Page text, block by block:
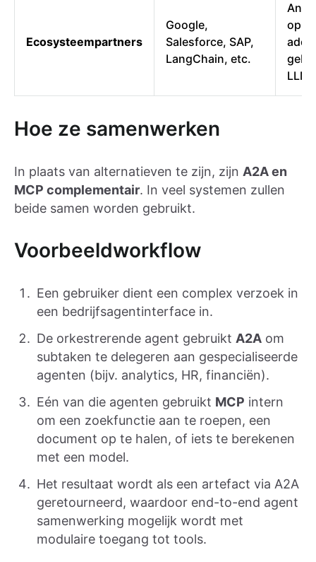
Ecosysteempartners
Google,
Salesforce, SAP,
LangChain, etc.
Hoe ze samenwerken
In plaats van alternatieven te zijn, zijn A2A en
MCP complementair. In veel systemen zullen
beide samen worden gebruikt.
Voorbeeldworkflow
Een gebruiker dient een complex verzoek in
een bedrijfsagentinterface in.
De orkestrerende agent gebruikt A2A om
subtaken te delegeren aan gespecialiseerde
agenten (bijv. analytics, HR, financiën).
Eén van die agenten gebruikt MCP intern
om een zoekfunctie aan te roepen, een
document op te halen, of iets te berekenen
met een model.
Het resultaat wordt als een artefact via A2A
geretourneerd, waardoor end-to-end agent
samenwerking mogelijk wordt met
modulaire toegang tot tools.